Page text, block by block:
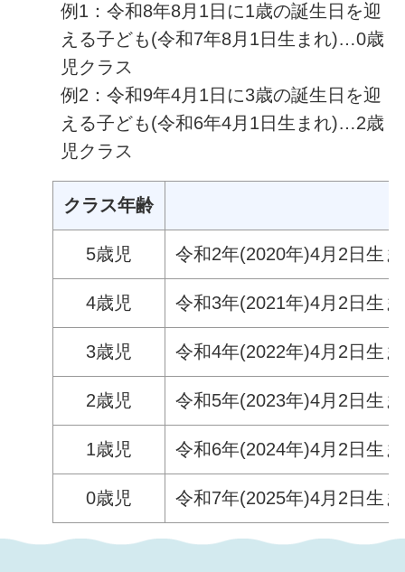
例1：令和8年8月1日に1歳の誕生日を迎
える子ども(令和7年8月1日生まれ)…0歳
児クラス
例2：令和9年4月1日に3歳の誕生日を迎
える子ども(令和6年4月1日生まれ)…2歳
児クラス
クラス年齢
5歳児 令和2年(2020年)4月2日生
4歳児 令和3年(2021年)4月2日生
3歳児 令和4年(2022年)4月2日生
2歳児 令和5年(2023年)4月2日生
1歳児 令和6年(2024年)4月2日生
0歳児 令和7年(2025年)4月2日生